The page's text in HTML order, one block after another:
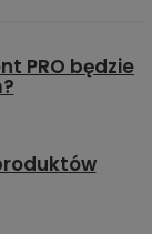
PRO będzie